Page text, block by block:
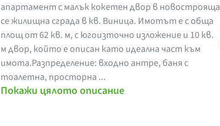
апартамент с малък кокетен двор в новострояща
се жилищна сграда в кв. Виница. Имотът е с обща
площ от 62 кв. м, с югоизточно изложение и 10 кв.
м двор, който е описан като идеална част към
имота.Разпределение: входно антре, баня с
тоалетна, просторна ...
Покажи цялото описание